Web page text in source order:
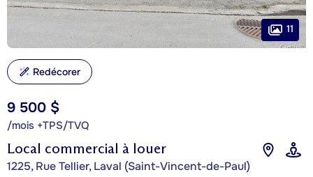
Local commercial à louer
1225, Rue Tellier, Laval (Saint-Vincent-de-Paul)
9 500 $
/mois +TPS/TVQ
11
Redécorer